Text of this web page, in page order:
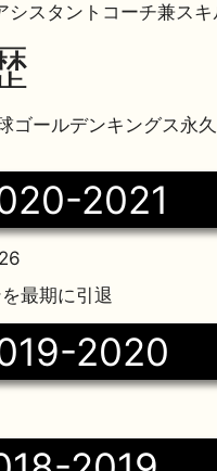
シスタントコーチ兼スキ
ゴールデンキングス永
2021
最期に引退
2020